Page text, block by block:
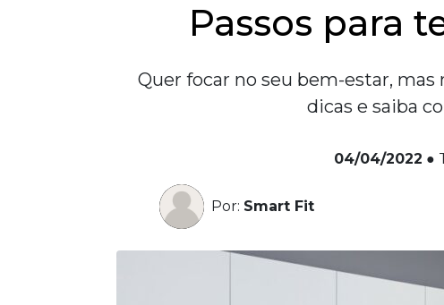
Passos para
Quer focar no seu bem-estar, mas
dicas e saiba
04/04/2022 ●
Por: Smart Fit